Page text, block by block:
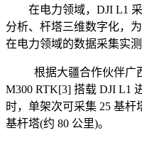
在电力领域，DJI L1 采
分析、杆塔三维数字化，
在电力领域的数据采集实
根据大疆合作伙伴广西
M300 RTK[3] 搭载 DJI L1
时，单架次可采集 25 基杆
基杆塔(约 80 公里)。